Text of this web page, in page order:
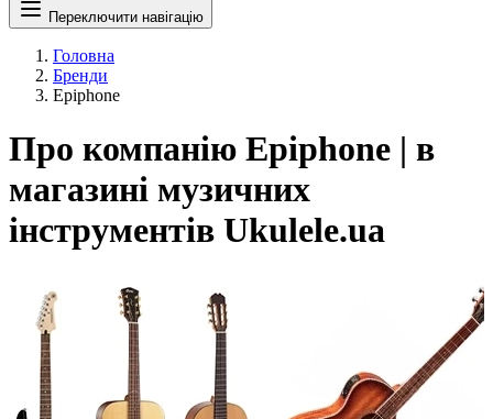
Переключити навігацію
Головна
Бренди
Epiphone
Про компанію Epiphone | в
магазині музичних
інструментів Ukulele.ua